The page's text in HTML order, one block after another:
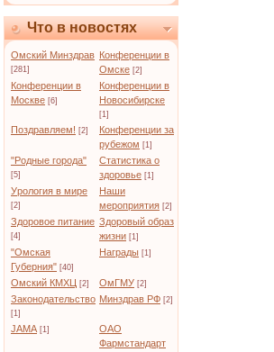
Что в новостях
Омский Минздрав
[281]
Конференции в
Омске [2]
Конференции в
Москве [6]
Конференции в
Новосибирске
[1]
Поздравляем! [2]
Конференции за
рубежом [1]
"Родные города"
[5]
Статистика о
здоровье [1]
Урология в мире
[2]
Наши
мероприятия [2]
Здоровое питание
[4]
Здоровый образ
жизни [1]
"Омская
Губерния" [40]
Награды [1]
Омский КМХЦ [2] ОмГМУ [2]
Законодательство
[1]
Минздрав РФ [2]
JAMA [1]
ОАО
Фармстандарт